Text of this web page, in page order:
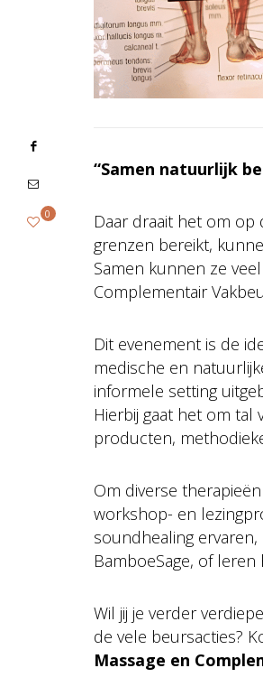
“Samen natuurlijk
Daar draait het om op
grenzen bereikt,
Samen kunnen ze
Complementair
Dit evenement is de
medische en
informele setting
Hierbij gaat het om
producten,
Om diverse
workshop- en
soundhealing
BamboeSage, of
Wil jij je verder
de vele beursacties?
Massage en
0